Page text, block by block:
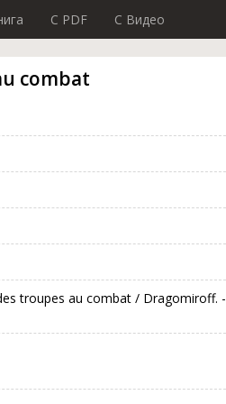
C PDF C Видео
combat
troupes au combat / Dragomiroff. -